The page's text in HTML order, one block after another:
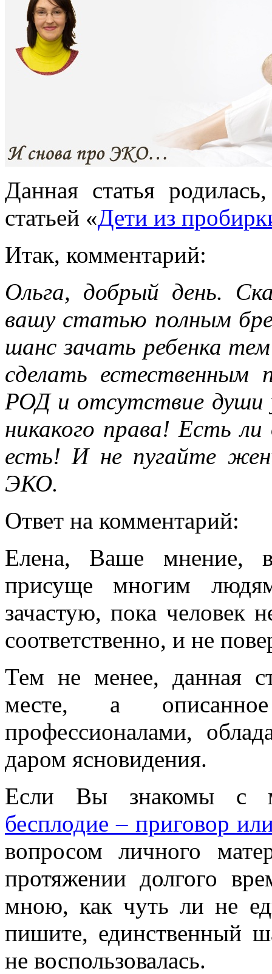
Данная статья
статьей «Дети из
Итак, комментарий:
Ольга, добрый день.
вашу статью полным
шанс зачать ребенка
сделать
РОД и отсутствие души
никакого права! Есть
есть! И не пугайте
ЭКО.
Ответ на комментарий:
Елена, Ваше мнение,
присуще многим
зачастую, пока человек
соответственно, и не
Тем не менее, данная
месте, а
профессионалами,
даром ясновидения.
Если Вы знакомы с
бесплодие – приговор
вопросом личного
протяжении долгого
мною, как чуть ли не
пишите, единственный
не воспользовалась.